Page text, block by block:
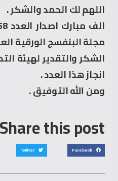
اللهم لك الحمد والشكر .
مجلة البنفسج الورقية
الشكر والتقدير لهيئة
انجاز هذا العدد .
ومن الله التوفيق .
Share this post :
Facebook
Twitter